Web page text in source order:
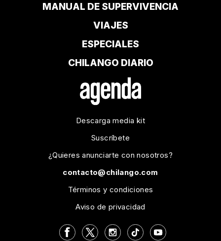
MANUAL DE SUPERVIVENCIA
VIAJES
ESPECIALES
CHILANGO DIARIO
Descarga media kit
Suscríbete
¿Quieres anunciarte con nosotros?
contacto@chilango.com
Términos y condiciones
Aviso de privacidad